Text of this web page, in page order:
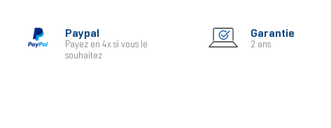
Paypal
Payez en 4x si vous le
souhaitez
Garantie
2 ans